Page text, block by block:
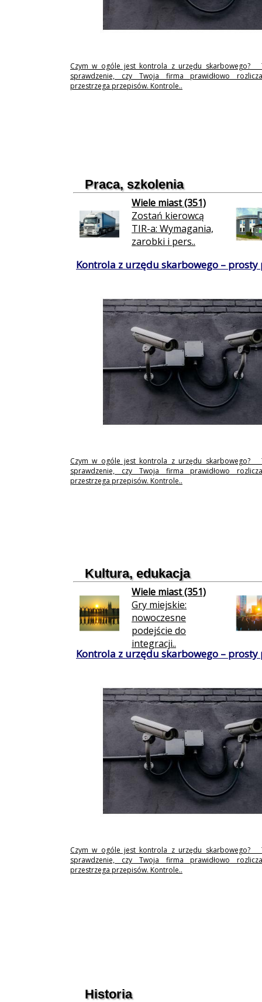
Czym w ogóle jest kontrola z urzędu skarbowego?
sprawdzenie, czy Twoja firma prawidłowo
przestrzega przepisów. Kontrole..
Praca, szkolenia
Wiele miast (351)
Zostań kierowcą
TIR-a: Wymagania,
zarobki i pers..
Kontrola z urzędu skarbowego –
Czym w ogóle jest kontrola z urzędu skarbowego?
sprawdzenie, czy Twoja firma prawidłowo
przestrzega przepisów. Kontrole..
Kultura, edukacja
Wiele miast (351)
Gry miejskie:
nowoczesne
podejście do
integracji..
Kontrola z urzędu skarbowego –
Czym w ogóle jest kontrola z urzędu skarbowego?
sprawdzenie, czy Twoja firma prawidłowo
przestrzega przepisów. Kontrole..
Historia